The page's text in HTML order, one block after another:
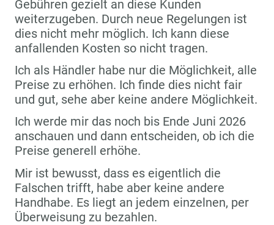
Gebühren gezielt an diese Kunden
weiterzugeben. Durch neue Regelungen ist
dies nicht mehr möglich. Ich kann diese
anfallenden Kosten so nicht tragen.
Ich als Händler habe nur die Möglichkeit, alle
Preise zu erhöhen. Ich finde dies nicht fair
und gut, sehe aber keine andere Möglichkeit.
Ich werde mir das noch bis Ende Juni 2026
anschauen und dann entscheiden, ob ich die
Preise generell erhöhe.
Mir ist bewusst, dass es eigentlich die
Falschen trifft, habe aber keine andere
Handhabe. Es liegt an jedem einzelnen, per
Überweisung zu bezahlen.